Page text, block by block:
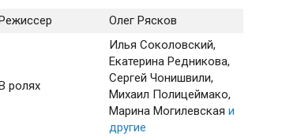
Олег Рясков
ролях
Илья Соколовский,
Екатерина Редникова,
Сергей Чонишвили,
Михаил Полицеймако,
Марина Могилевская и
другие